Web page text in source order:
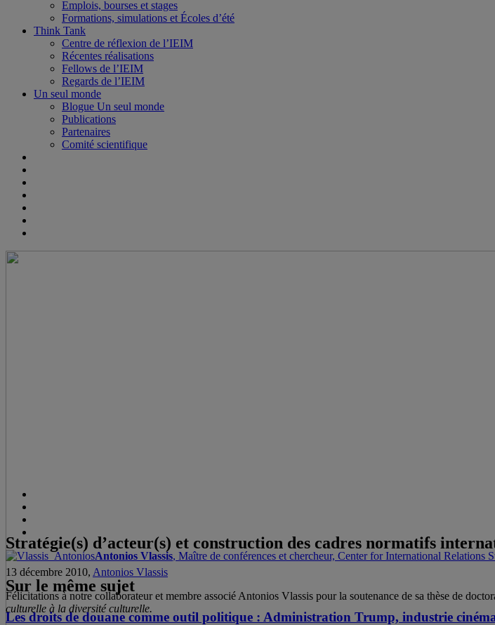
Emplois, bourses et stages
Formations, simulations et Écoles d’été
Think Tank
Centre de réflexion de l’IEIM
Récentes réalisations
Fellows de l’IEIM
Regards de l’IEIM
Un seul monde
Blogue Un seul monde
Publications
Partenaires
Comité scientifique
Stratégie(s) d’acteur(s) et construction des cadres normatifs
13 décembre 2010, Antonios Vlassis
Félicitations à notre collaborateur et membre associé Antonios Vlassis pour la soutenance de sa thèse de
culturelle à la diversité culturelle.
Antonios Vlassis, Maître de conférences et chercheur, Center for International Relations
Sur le même sujet
Les droits de douane comme outil politique : Administration Trump, industrie